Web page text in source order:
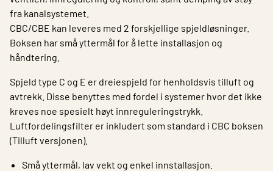
Choose languge
fra kanalsystemet.
CBC/CBE kan leveres med 2 forskjellige spjeldløsninger.
Boksen har små yttermål for å lette installasjon og
håndtering.
Spjeld type C og E er dreiespjeld for henholdsvis tilluft og
avtrekk. Disse benyttes med fordel i systemer hvor det ikke
kreves noe spesielt høyt innreguleringstrykk.
Luftfordelingsfilter er inkludert som standard i CBC boksen
(Tilluft versjonen).
Små yttermål, lav vekt og enkel innstallasjon.